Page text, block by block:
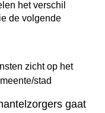
het verschil
de volgende
zicht op het
stad
gaat